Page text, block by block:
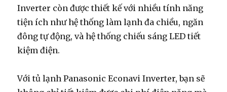
Inverter còn được thiết kế với nhiều tính năng
tiện ích như hệ thống làm lạnh đa chiều, ngăn
đông tự động, và hệ thống chiếu sáng LED tiết
kiệm điện.
Với tủ lạnh Panasonic Econavi Inverter, bạn sẽ